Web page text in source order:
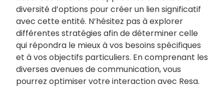
diversité d’options pour créer un lien significatif
avec cette entité. N’hésitez pas à explorer
différentes stratégies afin de déterminer celle
qui répondra le mieux à vos besoins spécifiques
et à vos objectifs particuliers. En comprenant les
diverses avenues de communication, vous
pourrez optimiser votre interaction avec Resa.